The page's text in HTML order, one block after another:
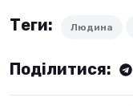
Теги: Людина
Поділитися: